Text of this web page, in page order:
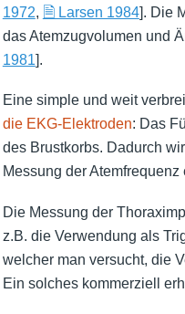
1972, 🗎 Larsen 1984]. Die
das Atemzugvolumen und
1981].
Eine simple und weit
die EKG-Elektroden: Das
des Brustkorbs. Dadurch
Messung der
Die Messung der
z.B. die Verwendung als
welcher man versucht, die
Ein solches kommerziell